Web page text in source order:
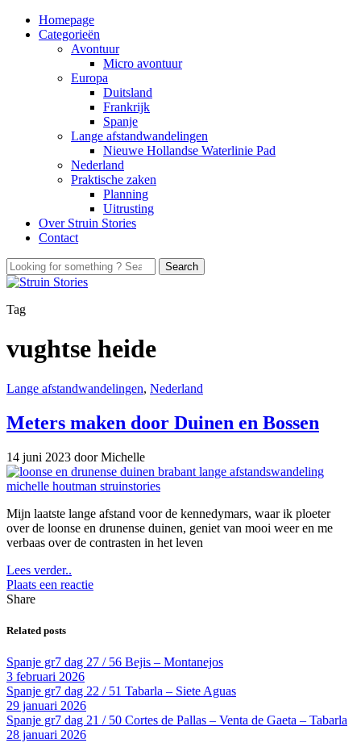
Homepage
Categorieën
Avontuur
Micro avontuur
Europa
Duitsland
Frankrijk
Spanje
Lange afstandwandelingen
Nieuwe Hollandse Waterlinie Pad
Nederland
Praktische zaken
Planning
Uitrusting
Over Struin Stories
Contact
Tag
vughtse heide
Lange afstandwandelingen, Nederland
Meters maken door Duinen en Bossen
14 juni 2023 door Michelle
Mijn laatste lange afstand voor de kennedymars, waar ik ploeter
over de loonse en drunense duinen, geniet van mooi weer en me
verbaas over de contrasten in het leven
Lees verder..
Plaats een reactie
Share
Related posts
Spanje gr7 dag 27 / 56 Bejis – Montanejos
3 februari 2026
Spanje gr7 dag 22 / 51 Tabarla – Siete Aguas
29 januari 2026
Spanje gr7 dag 21 / 50 Cortes de Pallas – Venta de Gaeta – Tabarla
28 januari 2026